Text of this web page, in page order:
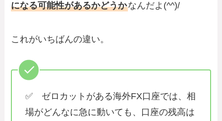
になる可能性があるかどうかなんだよ(^^)/
これがいちばんの違い。
✅ ゼロカットがある海外FX口座では、相
場がどんなに急に動いても、口座の残高は